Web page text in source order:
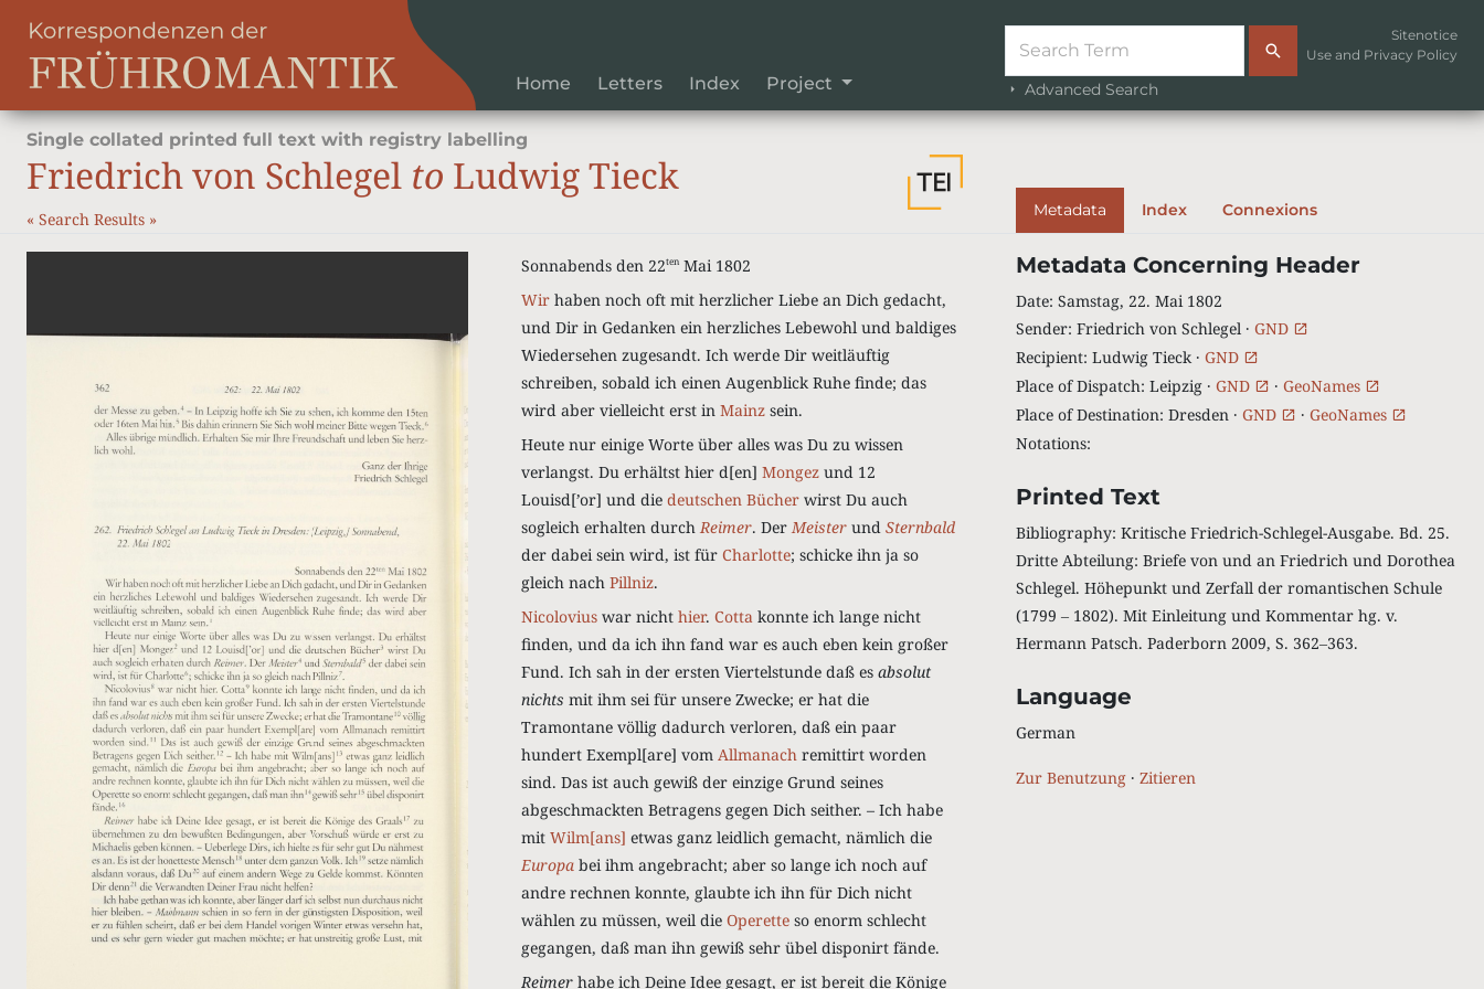
Home Letters Index Project Advanced Search
Sitenotice
Use and Privacy Policy
Single collated printed full text with registry labelling
Friedrich von Schlegel to Ludwig Tieck
« Search Results » Metadata Index Connexions
Sonnabends den 22tenMai 1802
Wirhaben noch oft mit herzlicher Liebe an Dich gedacht,
und Dir in Gedanken ein herzliches Lebewohl und baldiges
Wiedersehen zugesandt. Ich werde Dir weitläuftig
schreiben, sobald ich einen Augenblick Ruhe finde; das
wird aber vielleicht erst in Mainzsein.
Heute nur einige Worte über alles was Du zu wissen
verlangst. Du erhältst hier d[en] Mongezund 12
Louisd[’or] und die deutschen Bücherwirst Du auch
sogleich erhalten durchReimer. DerMeisterund Sternbald
der dabei sein wird, ist für Charlotte; schicke ihn ja so
gleich nach Pillniz.
Nicoloviuswar nicht hier. Cottakonnte ich lange nicht
finden, und da ich ihn fand war es auch eben kein großer
Fund. Ich sah in der ersten Viertelstunde daß es absolut
nichts mit ihm sei für unsere Zwecke; er hat die
Tramontane völlig dadurch verloren, daß ein paar
hundert Exempl[are] vom Allmanachremittirt worden
sind. Das ist auch gewiß der einzige Grund seines
abgeschmackten Betragens gegen Dich seither. – Ich habe
mit Wilm[ans] etwas ganz leidlich gemacht, nämlich die
Europabei ihm angebracht; aber so lange ich noch auf
andre rechnen konnte, glaubte ich ihn für Dich nicht
wählen zu müssen, weil die Operetteso enorm schlecht
gegangen, daß man ihn gewiß sehr übel disponirt fände.
Reimerhabe ich Deine Idee gesagt, er ist bereit die Könige
Metadata Concerning Header
Date: Samstag, 22. Mai 1802
Sender: Friedrich von Schlegel · GND
Recipient: Ludwig Tieck · GND
Place of Dispatch: Leipzig · GND · GeoNames
Place of Destination: Dresden · GND · GeoNames
Notations:
Printed Text
Bibliography: Kritische Friedrich-Schlegel-Ausgabe. Bd. 25.
Dritte Abteilung: Briefe von und an Friedrich und Dorothea
Schlegel. Höhepunkt und Zerfall der romantischen Schule
(1799 ‒ 1802). Mit Einleitung und Kommentar hg. v.
Hermann Patsch. Paderborn 2009, S. 362‒363.
Language
German
Zur Benutzung· Zitieren